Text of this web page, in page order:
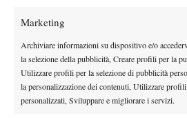
Marketing
Archiviare informazioni su dispositivo e/o
la selezione della pubblicità, Creare profili per la
Utilizzare profili per la selezione di pubblicità
la personalizzazione dei contenuti, Utilizzare
personalizzati, Sviluppare e migliorare i servizi.
ruolo da protagonista, con un ultimo
casa, quello di Amburgo, a maggio
raggiunse i quarti di finale.
ricoverato alHamburger
malattia, che gli aveva provocato,